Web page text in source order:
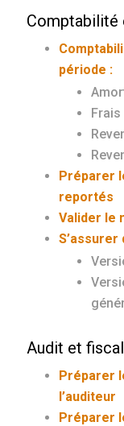
Comptabilité
période :
Préparer
reportés
Valider le
Audit et
Préparer
l’auditeur
Préparer